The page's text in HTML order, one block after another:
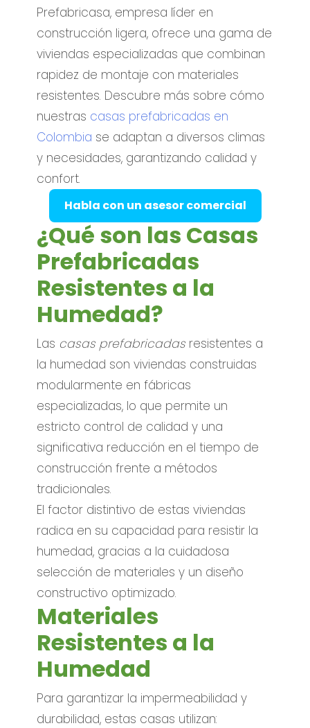
Prefabricasa, empresa líder en
construcción ligera, ofrece una gama de
viviendas especializadas que combinan
rapidez de montaje con materiales
resistentes. Descubre más sobre cómo
nuestras casas prefabricadas en
Colombia se adaptan a diversos climas
y necesidades, garantizando calidad y
confort.
Habla con un asesor comercial
¿Qué son las Casas
Prefabricadas
Resistentes a la
Humedad?
Las casas prefabricadasresistentes a
la humedad son viviendas construidas
modularmente en fábricas
especializadas, lo que permite un
estricto control de calidad y una
significativa reducción en el tiempo de
construcción frente a métodos
tradicionales.
El factor distintivo de estas viviendas
radica en su capacidad para resistir la
humedad, gracias a la cuidadosa
selección de materiales y un diseño
constructivo optimizado.
Materiales
Resistentes a la
Humedad
Para garantizar la impermeabilidad y
durabilidad, estas casas utilizan: